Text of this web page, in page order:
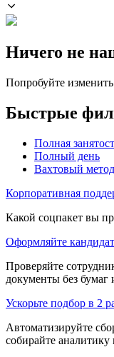
Ничего не
Попробуйте
Быстрые
Полная
Полный день
Вахтовый метод
Корпоративная
Какой соцпакет вы
Оформляйте
Проверяйте
документы без бумаг
Ускорьте подбор в 2
Автоматизируйте
собирайте аналитику